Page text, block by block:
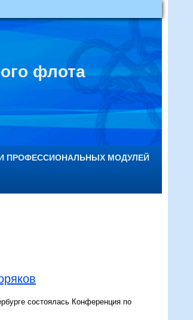
флота
ПРОФЕССИОНАЛЬНЫХ МОДУЛЕЙ
состоялась Конференция по